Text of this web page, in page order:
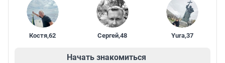
Костя,62 Сергей,48 Yura,37
Начать знакомиться